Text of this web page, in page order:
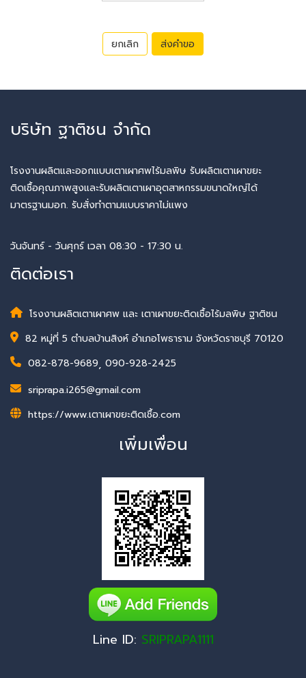
ยกเลิก ส่งคำขอ
บริษัท ฐาติชน จำกัด
โรงงานผลิตและออกแบบเตาเผาศพไร้มลพิษ รับผลิตเตาเผาขยะ
ติดเชื้อคุณภาพสูงและรับผลิตเตาเผาอุตสาหกรรมขนาดใหญ่ได้
มาตรฐานมอก. รับสั่งทำตามแบบราคาไม่แพง
วันจันทร์ - วันศุกร์ เวลา 08:30 - 17:30 น.
ติดต่อเรา
โรงงานผลิตเตาเผาศพ และ เตาเผาขยะติดเชื้อไร้มลพิษ ฐาติชน
82 หมู่ที่ 5 ตำบลบ้านสิงห์ อำเภอโพธาราม จังหวัดราชบุรี 70120
082-878-9689, 090-928-2425
sriprapa.i265@gmail.com
https://www.เตาเผาขยะติดเชื้อ.com
เพิ่มเพื่อน
Line ID: SRIPRAPA1111